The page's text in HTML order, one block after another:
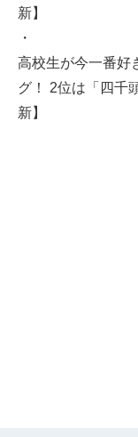
新】
・
高校生が今一番好
グ！ 2位は「四千
新】